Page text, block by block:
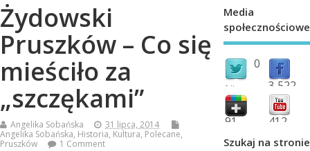
Żydowski
Pruszków – Co się
mieściło za
„szczękami”
Angelika Sobańska
31 lipca, 2014
Angelika Sobańska, Historia, Kultura, Polecane,
Pruszków
1 Comment
Media
społecznościowe
0
followers 3,522
fans
91 412
Szukaj na stronie